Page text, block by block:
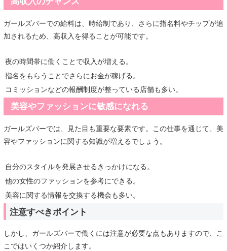
ガールズバーでの給料は、時給制であり、さらに指名料やチップが追
加されるため、高収入を得ることが可能です。
夜の時間帯に働くことで収入が増える。
指名をもらうことでさらにお金が稼げる。
コミッションなどの報酬制度が整っている店舗も多い。
美容やファッションに敏感になれる
ガールズバーでは、見た目も重要な要素です。この仕事を通じて、美
容やファッションに関する知識が増えるでしょう。
自分のスタイルを発展させるきっかけになる。
他の女性のファッションを参考にできる。
美容に関する情報を交換する機会も多い。
注意すべきポイント
しかし、ガールズバーで働くには注意が必要な点もありますので、こ
こではいくつか紹介します。